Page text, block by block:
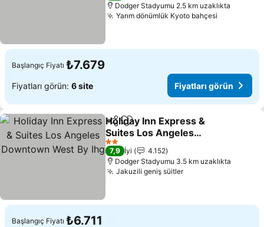
Dodger Stadyumu 2.5 km uzaklıkta
Yarım dönümlük Kyoto bahçesi
Başlangıç Fiyatı ₺7.679
Fiyatları görün: 6 site Fiyatları görün
PaylaşFavorilerime ekle
Holiday Inn Express &
Suites Los Angeles
Downtown West By Ihg
Fiyatları görün
2 Yıldız
7,9 İyi
4.152
Dodger Stadyumu 3.5 km uzaklıkta
Jakuzili geniş süitlerFiyatları görün
Başlangıç Fiyatı ₺6.711